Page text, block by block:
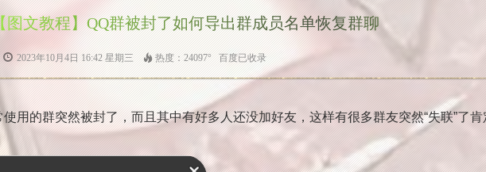
【图文教程】QQ群被封了如何导出群成员名单恢复群聊
2023年10月4日 16:42 星期三 热度：24097° 百度已收录
用的群突然被封了，而且其中有好多人还没加好友，这样有很多群友突然“失联”了